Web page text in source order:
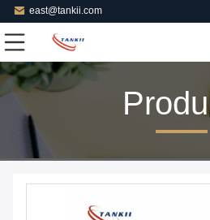
east@tankii.com